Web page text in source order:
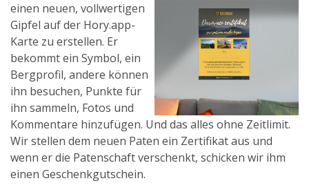
einen neuen, vollwertigen
Gipfel auf der Hory.app-
Karte zu erstellen. Er
bekommt ein Symbol, ein
Bergprofil, andere können
ihn besuchen, Punkte für
ihn sammeln, Fotos und
Kommentare hinzufügen. Und das alles ohne Zeitlimit.
Wir stellen dem neuen Paten ein Zertifikat aus und
wenn er die Patenschaft verschenkt, schicken wir ihm
einen Geschenkgutschein.